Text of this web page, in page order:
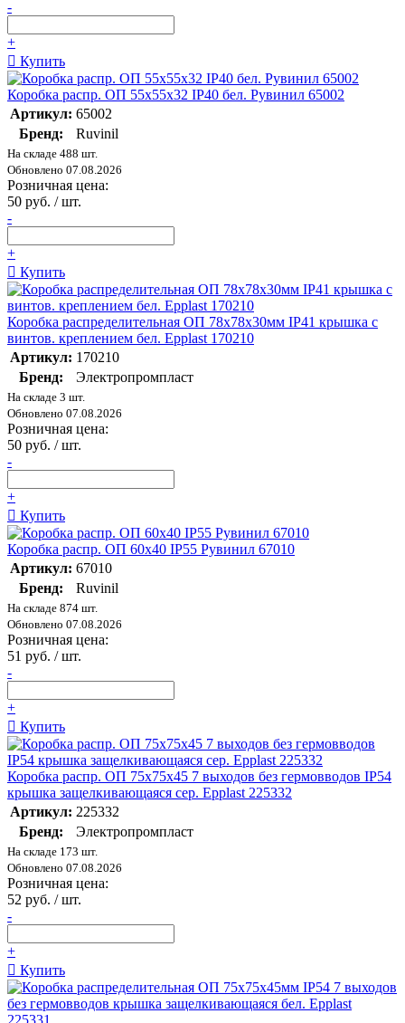
-
+
Купить
Коробка распр. ОП 55х55х32 IP40 бел. Рувинил 65002
Артикул: 65002
Бренд:
Ruvinil
На складе 488 шт.
Обновлено 07.08.2026
Розничная цена:
50 руб. / шт.
-
+
Купить
Коробка распределительная ОП 78х78х30мм IP41 крышка с
винтов. креплением бел. Epplast 170210
Артикул: 170210
Бренд:
Электропромпласт
На складе 3 шт.
Обновлено 07.08.2026
Розничная цена:
50 руб. / шт.
-
+
Купить
Коробка распр. ОП 60х40 IP55 Рувинил 67010
Артикул: 67010
Бренд:
Ruvinil
На складе 874 шт.
Обновлено 07.08.2026
Розничная цена:
51 руб. / шт.
-
+
Купить
Коробка распр. ОП 75х75х45 7 выходов без гермовводов IP54
крышка защелкивающаяся сер. Epplast 225332
Артикул: 225332
Бренд:
Электропромпласт
На складе 173 шт.
Обновлено 07.08.2026
Розничная цена:
52 руб. / шт.
-
+
Купить